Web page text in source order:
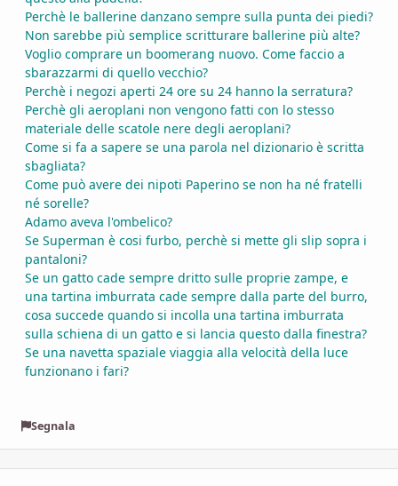
Perchè le ballerine danzano sempre sulla punta dei piedi?
Non sarebbe più semplice scritturare ballerine più alte?
Voglio comprare un boomerang nuovo. Come faccio a
sbarazzarmi di quello vecchio?
Perchè i negozi aperti 24 ore su 24 hanno la serratura?
Perchè gli aeroplani non vengono fatti con lo stesso
materiale delle scatole nere degli aeroplani?
Come si fa a sapere se una parola nel dizionario è scritta
sbagliata?
Come può avere dei nipoti Paperino se non ha né fratelli
né sorelle?
Adamo aveva l'ombelico?
Se Superman è cosi furbo, perchè si mette gli slip sopra i
pantaloni?
Se un gatto cade sempre dritto sulle proprie zampe, e
una tartina imburrata cade sempre dalla parte del burro,
cosa succede quando si incolla una tartina imburrata
sulla schiena di un gatto e si lancia questo dalla finestra?
Se una navetta spaziale viaggia alla velocità della luce
funzionano i fari?
Segnala